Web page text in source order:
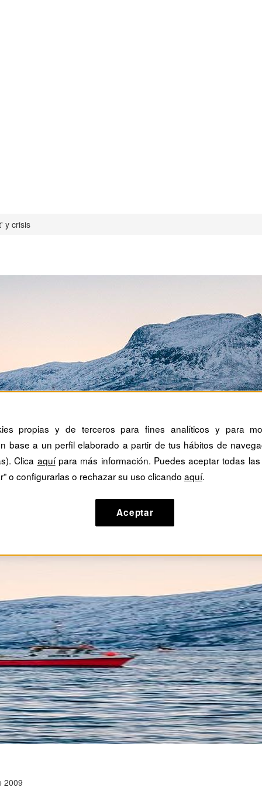
y crisis
2009
propias y de terceros para fines analíticos y para
base a un perfil elaborado a partir de tus hábitos de
Clica aquípara más información. Puedes aceptar todas
o configurarlas o rechazar su uso clicando aquí.
Aceptar